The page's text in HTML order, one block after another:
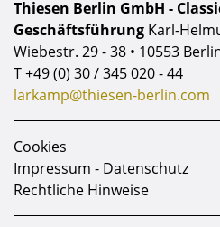
Thiesen Berlin GmbH -
Geschäftsführung Karl-
Wiebestr. 29 - 38 • 10553
T+49 (0) 30 / 345 020 - 44
larkamp@thiesen-berlin.com
Cookies
Impressum - Datenschutz
Rechtliche Hinweise